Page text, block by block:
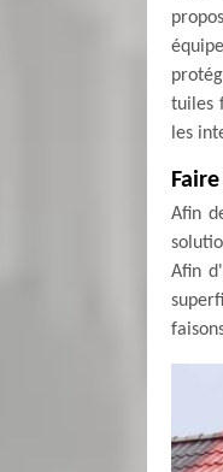
tuiles
les
Afin
Afin